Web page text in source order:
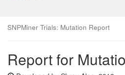
SNPMiner Trials: Mutation Report
Report for